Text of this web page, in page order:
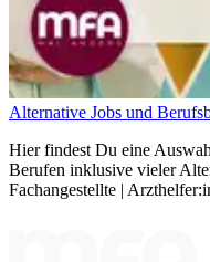
Alternative Jobs und
Hier findest Du eine
Berufen inklusive vieler
Fachangestellte |